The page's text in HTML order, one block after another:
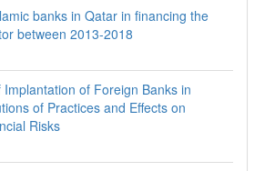
banks in Qatar in financing the
between 2013-2018
of Foreign Banks in
of Practices and Effects on
Risks